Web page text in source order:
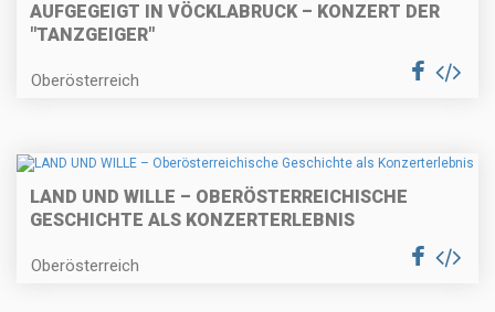
AUFGEGEIGT IN VÖCKLABRUCK – KONZERT DER
"TANZGEIGER"
Oberösterreich
LAND UND WILLE – OBERÖSTERREICHISCHE
GESCHICHTE ALS KONZERTERLEBNIS
Oberösterreich